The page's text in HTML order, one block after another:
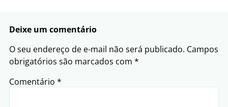
Deixe um comentário
O seu endereço de e-mail não será publicado. Campos
obrigatórios são marcados com *
Comentário *